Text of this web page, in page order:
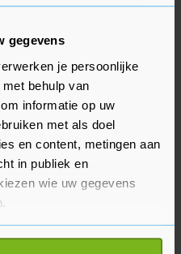
gegevens
je persoonlijke
behulp van
informatie op uw
met als doel
en content, metingen aan
in publiek en
wie uw gegevens
graag: